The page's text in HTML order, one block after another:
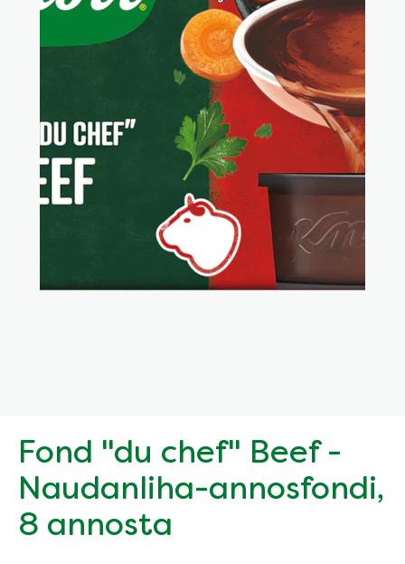
Fond "du chef" Beef -
Naudanliha-annosfondi,
8 annosta